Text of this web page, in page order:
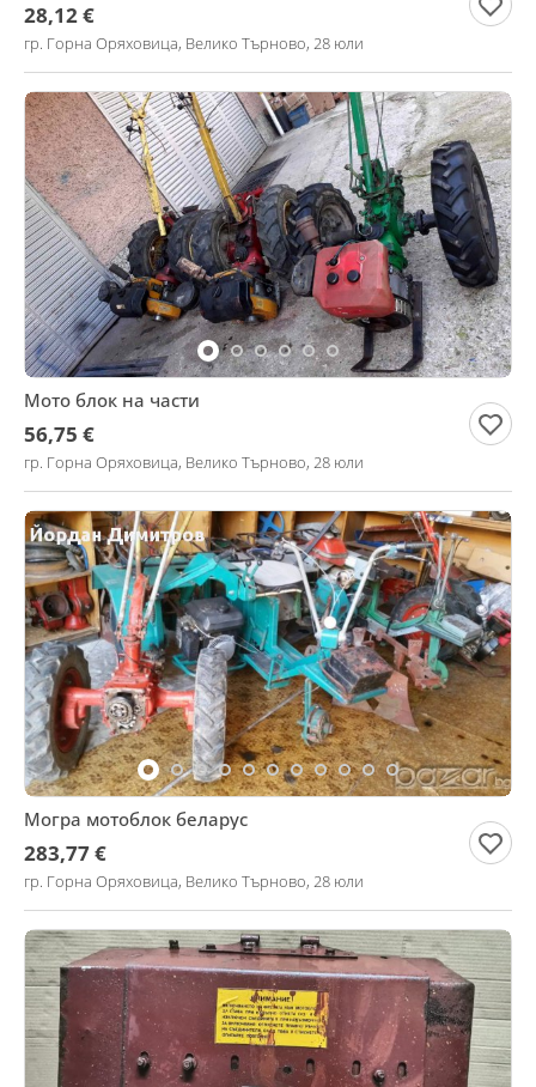
28,12 €
гр. Горна Оряховица, Велико Търново, 28 юли
Мото блок на части
56,75 €
гр. Горна Оряховица, Велико Търново, 28 юли
Могра мотоблок беларус
283,77 €
гр. Горна Оряховица, Велико Търново, 28 юли